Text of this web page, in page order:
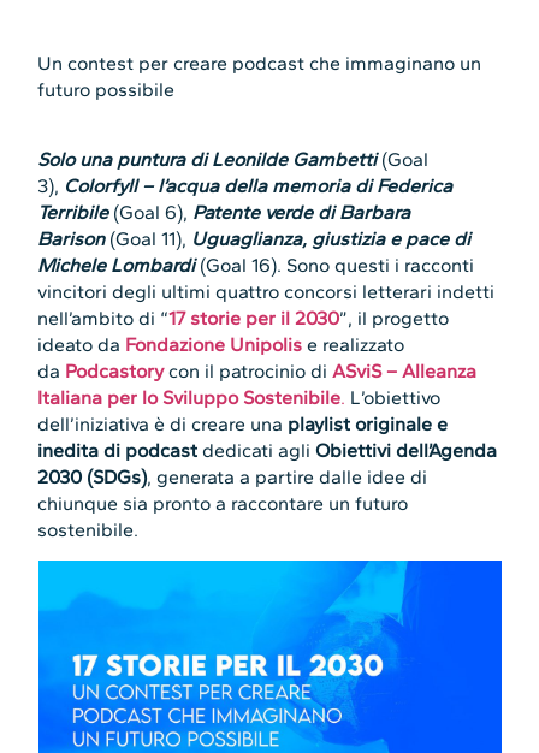
Un contest per creare podcast che immaginano un
futuro possibile
Solo una puntura di Leonilde Gambetti(Goal
3), Colorfyll – l’acqua della memoria di Federica
Terribile (Goal 6), Patente verde di Barbara
Barison (Goal 11), Uguaglianza, giustizia e pace di
Michele Lombardi(Goal 16). Sono questi i racconti
vincitori degli ultimi quattro concorsi letterari indetti
nell’ambito di “17 storie per il 2030”, il progetto
ideato da Fondazione Unipolis e realizzato
da Podcastorycon il patrocinio diASviS – Alleanza
Italiana per lo Sviluppo Sostenibile. L’obiettivo
dell’iniziativa è di creare una playlist originale e
inedita di podcast dedicati agliObiettivi dell’Agenda
2030 (SDGs), generata a partire dalle idee di
chiunque sia pronto a raccontare un futuro
sostenibile.